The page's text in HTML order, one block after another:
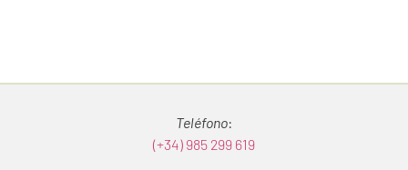
Teléfono:
(+34) 985 299 619